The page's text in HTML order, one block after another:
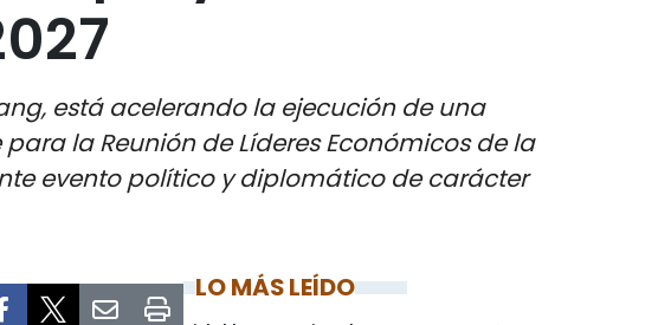
está acelerando la ejecución de una
la Reunión de Líderes Económicos de la
evento político y diplomático de carácter
LO MÁS LEÍDO